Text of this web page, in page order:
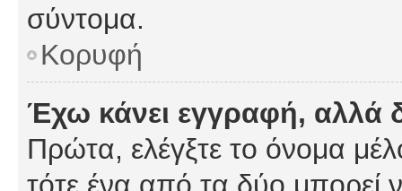
σύντομα.
Κορυφή
Έχω κάνει εγγραφή,
Πρώτα, ελέγξτε το όνομα